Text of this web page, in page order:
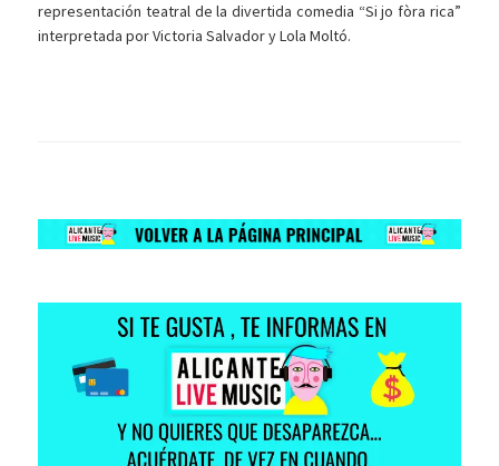
representación teatral de la divertida comedia “Si jo fòra rica”
interpretada por Victoria Salvador y Lola Moltó.